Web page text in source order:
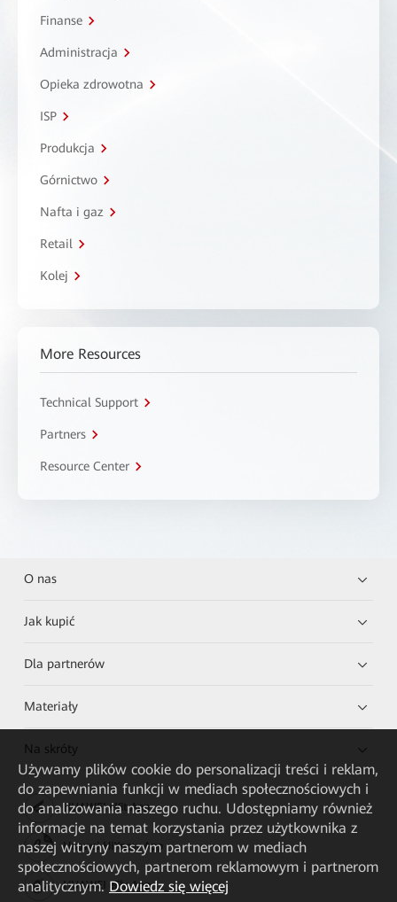
Finanse
Administracja
Opieka zdrowotna
ISP
Produkcja
Górnictwo
Nafta i gaz
Retail
Kolej
More Resources
Technical Support
Partners
Resource Center
O nas
Jak kupić
Dla partnerów
Materiały
Na skróty
HUAWEI eKit App
Huawei HiKnow App
HUAWEI eFly App
Używamy plików cookie do personalizacji treści i reklam,
do zapewniania funkcji w mediach społecznościowych i
do analizowania naszego ruchu. Udostępniamy również
informacje na temat korzystania przez użytkownika z
naszej witryny naszym partnerom w mediach
społecznościowych, partnerom reklamowym i partnerom
analitycznym. Dowiedz się więcej